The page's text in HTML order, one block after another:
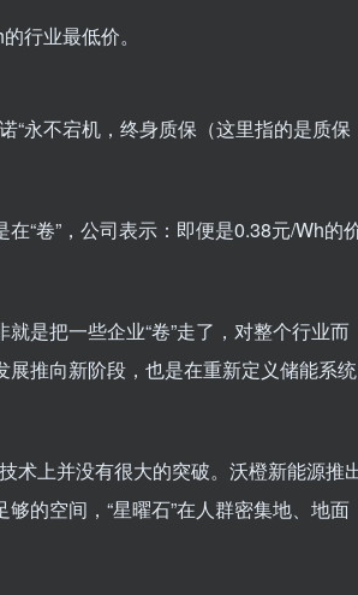
行业最低价。
“永不宕机，终身质保（这里指的是质保
“卷”，公司表示：即便是0.38元/Wh的
是把一些企业“卷”走了，对整个行业而
展推向新阶段，也是在重新定义储能系统
术上并没有很大的突破。沃橙新能源推
的空间，“星曜石”在人群密集地、地面